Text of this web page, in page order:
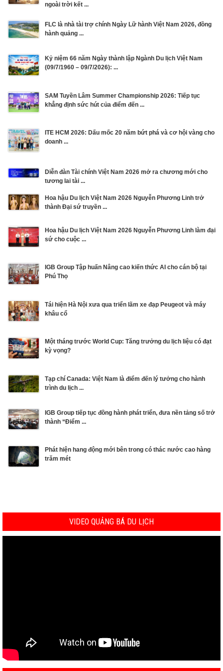
ngoài trời kết ...
FLC là nhà tài trợ chính Ngày Lữ hành Việt Nam 2026, đồng
hành quảng ...
Kỷ niệm 66 năm Ngày thành lập Ngành Du lịch Việt Nam
(09/7/1960 – 09/7/2026): ...
SAM Tuyền Lâm Summer Championship 2026: Tiếp tục
khẳng định sức hút của điểm đến ...
ITE HCM 2026: Dấu mốc 20 năm bứt phá và cơ hội vàng cho
doanh ...
Diễn đàn Tài chính Việt Nam 2026 mở ra chương mới cho
tương lai tài ...
Hoa hậu Du lịch Việt Nam 2026 Nguyễn Phương Linh trở
thành Đại sứ truyền ...
Hoa hậu Du lịch Việt Nam 2026 Nguyễn Phương Linh làm đại
sứ cho cuộc ...
IGB Group Tập huấn Nâng cao kiến thức AI cho cán bộ tại
Phú Thọ
Tái hiện Hà Nội xưa qua triển lãm xe đạp Peugeot và máy
khâu cổ
Một tháng trước World Cup: Tăng trưởng du lịch liệu có đạt
kỳ vọng?
Tạp chí Canada: Việt Nam là điểm đến lý tưởng cho hành
trình du lịch ...
IGB Group tiếp tục đồng hành phát triển, đưa nền tảng số trở
thành “Điểm ...
Phát hiện hang động mới bên trong có thác nước cao hàng
trăm mét
VIDEO QUẢNG BÁ DU LỊCH